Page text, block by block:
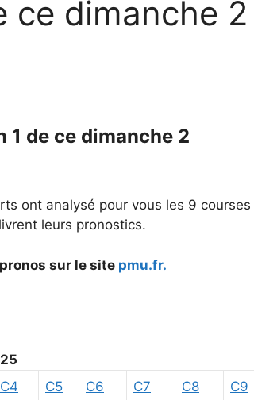
ce dimanche 2
1 de ce dimanche 2
ont analysé pour vous les 9 courses
leurs pronostics.
sur le site pmu.fr.
C4 C5 C6 C7 C8 C9